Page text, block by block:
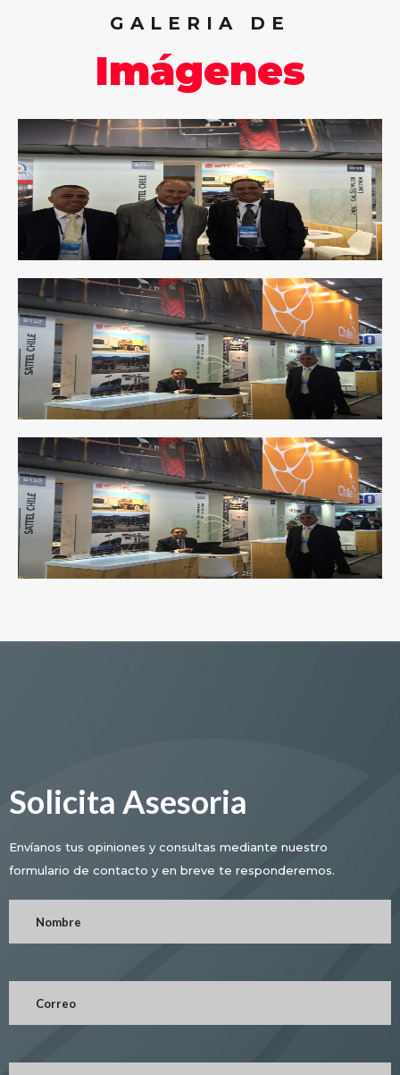
GALERIA DE
Imágenes
Solicita Asesoria
Envíanos tus opiniones y consultas mediante nuestro
formulario de contacto y en breve te responderemos.